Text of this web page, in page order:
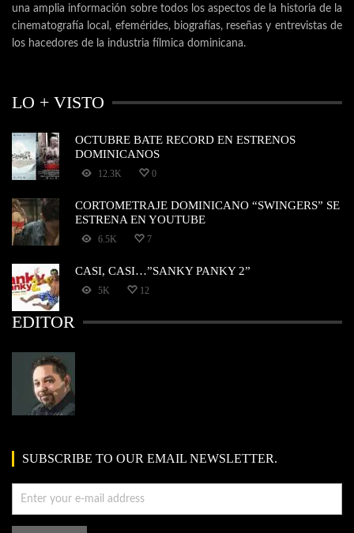
una amplia información sobre todos los aspectos de la historia de la
cinematografía local, efemérides, biografías, reseñas y entrevistas de
los hacedores de la industria fílmica dominicana.
LO + VISTO
OCTUBRE BATE RECORD EN ESTRENOS
DOMINICANOS
12.3K 0
CORTOMETRAJE DOMINICANO “SWINGERS” SE
ESTRENA EN YOUTUBE
6.5K 7
CASI, CASI…”SANKY PANKY 2”
5K 12
EDITOR
SUBSCRIBE TO OUR EMAIL NEWSLETTER.